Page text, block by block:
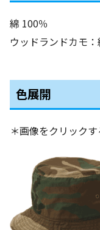
綿 100％
ウッドランドカモ
色展開
＊画像をクリックす